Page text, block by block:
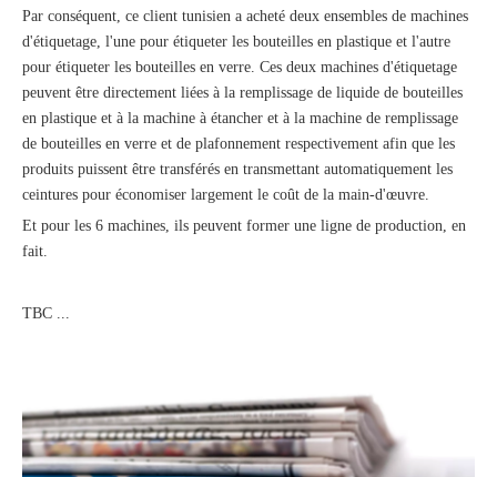
Par conséquent, ce client tunisien a acheté deux ensembles de machines
d'étiquetage, l'une pour étiqueter les bouteilles en plastique et l'autre
pour étiqueter les bouteilles en verre. Ces deux machines d'étiquetage
peuvent être directement liées à la remplissage de liquide de bouteilles
en plastique et à la machine à étancher et à la machine de remplissage
de bouteilles en verre et de plafonnement respectivement afin que les
produits puissent être transférés en transmettant automatiquement les
ceintures pour économiser largement le coût de la main-d'œuvre.
Et pour les 6 machines, ils peuvent former une ligne de production, en
fait.
TBC ...